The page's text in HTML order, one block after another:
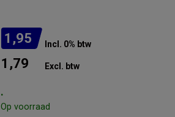
1,95 Incl. 0% btw
1,79 Excl. btw
.
Op voorraad